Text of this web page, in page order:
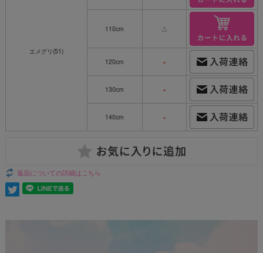
エメグリ(51)
110cm △
120cm ×
130cm ×
140cm ×
返品についての詳細はこちら